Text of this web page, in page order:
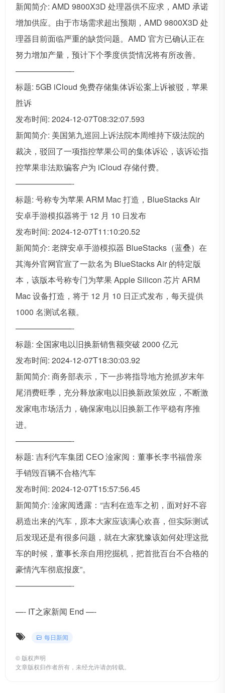
新闻简介: AMD 9800X3D 处理器供不应求，AMD 承诺
增加供应。由于市场需求超出预期，AMD 9800X3D 处
理器目前面临严重的缺货问题。AMD 官方已确认正在
努力增加产量，预计下个季度供货情况将有所改善。
———————-
标题: 5GB iCloud 免费存储集体诉讼案上诉被驳，苹果
胜诉
发布时间: 2024-12-07T08:32:07.593
新闻简介: 美国第九巡回上诉法院本周维持下级法院的
裁决，驳回了一项指控苹果公司的集体诉讼，该诉讼指
控苹果非法欺骗客户为 iCloud 存储付费。
———————-
标题: 号称专为苹果 ARM Mac 打造，BlueStacks Air
安卓手游模拟器将于 12 月 10 日发布
发布时间: 2024-12-07T11:10:20.52
新闻简介: 老牌安卓手游模拟器 BlueStacks（蓝叠）在
其海外官网官宣了一款名为 BlueStacks Air 的特定版
本，该版本号称专门为苹果 Apple Silicon 芯片 ARM
Mac 设备打造，将于 12 月 10 日正式发布，每天提供
1000 名测试名额。
———————-
标题: 全国家电以旧换新销售额突破 2000 亿元
发布时间: 2024-12-07T18:30:03.92
新闻简介: 商务部表示，下一步将指导地方抢抓岁末年
尾消费旺季，充分释放家电以旧换新政策效应，不断激
发家电市场活力，确保家电以旧换新工作平稳有序推
进。
———————-
标题: 吉利汽车集团 CEO 淦家阅：董事长李书福曾亲
手销毁百辆不合格汽车
发布时间: 2024-12-07T15:57:56.45
新闻简介: 淦家阅透露：“吉利在造车之初，面对好不容
易造出来的汽车，原本大家应该满心欢喜，但实际测试
后发现还是有很多问题，就在大家犹豫该如何处理这批
车的时候，董事长亲自用挖掘机，把首批百台不合格的
豪情汽车彻底报废”。
———————-
—- IT之家新闻 End —-
每日新闻
© 版权声明
文章版权归作者所有，未经允许请勿转载。